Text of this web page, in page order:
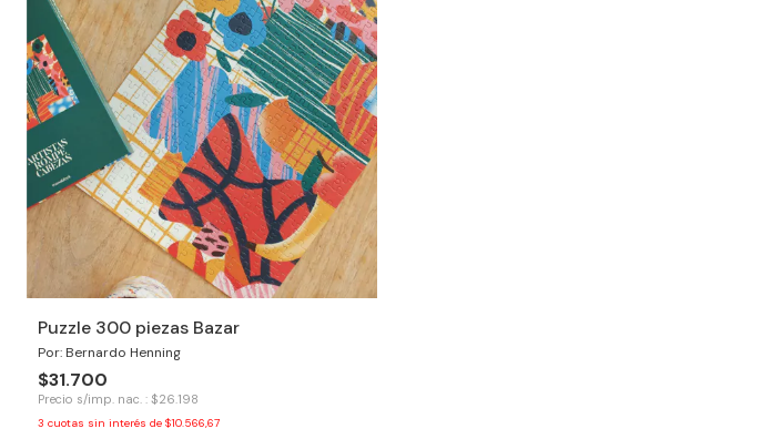
Puzzle 300 piezas Bazar
Por: Bernardo Henning
$31.700
Precio s/imp. nac. : $26.198
3 cuotas sin interés de $10.566,67